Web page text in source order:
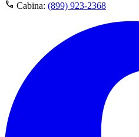
Cabina: (899) 923-2368